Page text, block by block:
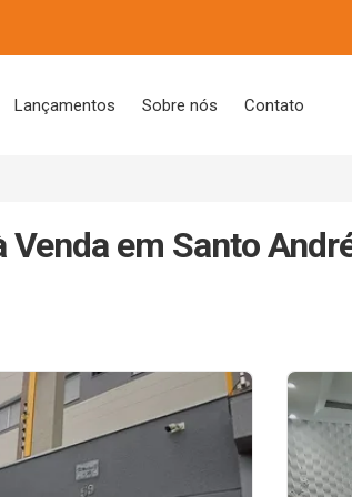
Lançamentos Sobre nós Contato
Venda em Santo